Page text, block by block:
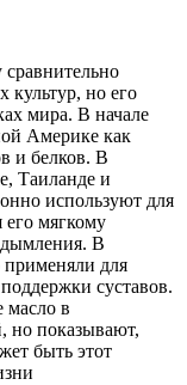
сравнительно
культур, но его
мира. В начале
Америке как
и белков. В
Таиланде и
используют для
его мягкому
дымления. В
применяли для
суставов.
масло в
но показывают,
быть этот